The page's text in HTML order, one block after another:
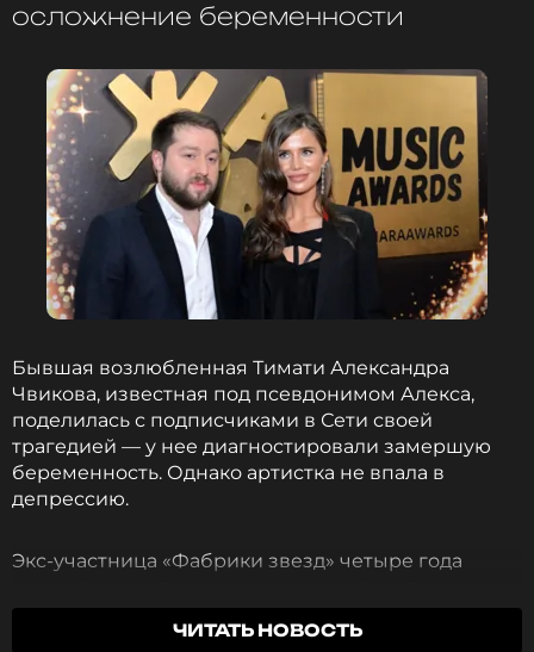
осложнение беременности
Бывшая возлюбленная Тимати Александра
Чвикова, известная под псевдонимом Алекса,
поделилась с подписчиками в Сети своей
трагедией — у нее диагностировали замершую
беременность. Однако артистка не впала в
депрессию.
Экс-участница «Фабрики звезд» четыре года
отцом которой стал фитнес-тренер Вячеслав
Дайчев. После этого Алекса пыталась снова
ЧИТАТЬ НОВОСТЬ